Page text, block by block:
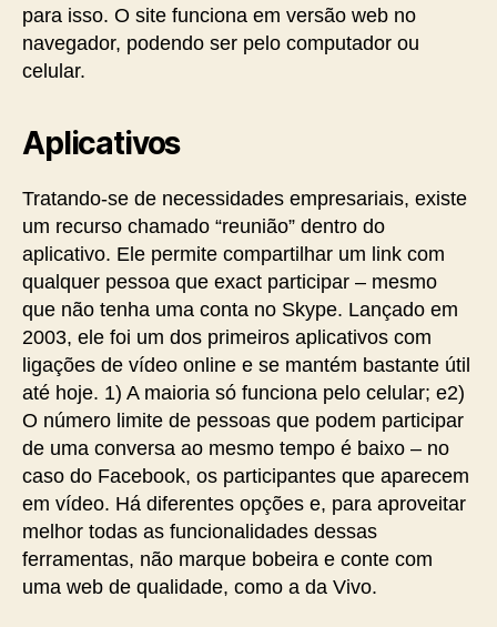
para isso. O site funciona em versão web no
navegador, podendo ser pelo computador ou
celular.
Aplicativos
Tratando-se de necessidades empresariais, existe
um recurso chamado “reunião” dentro do
aplicativo. Ele permite compartilhar um link com
qualquer pessoa que exact participar – mesmo
que não tenha uma conta no Skype. Lançado em
2003, ele foi um dos primeiros aplicativos com
ligações de vídeo online e se mantém bastante útil
até hoje. 1) A maioria só funciona pelo celular; e2)
O número limite de pessoas que podem participar
de uma conversa ao mesmo tempo é baixo – no
caso do Facebook, os participantes que aparecem
em vídeo. Há diferentes opções e, para aproveitar
melhor todas as funcionalidades dessas
ferramentas, não marque bobeira e conte com
uma web de qualidade, como a da Vivo.